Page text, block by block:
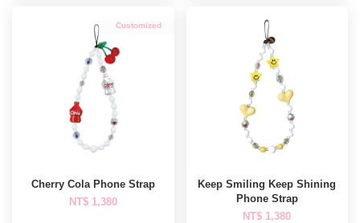
Customized
Cherry Cola Phone Strap
NT$ 1,380
Keep Smiling Keep Shining
Phone Strap
NT$ 1,380